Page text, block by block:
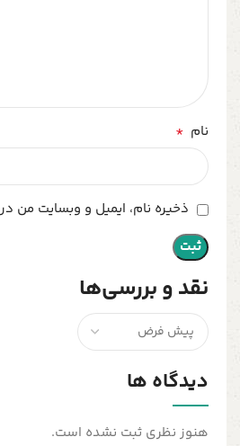
نقد و بررسی‌ها
دیدگاه ها
هنوز نظری ثبت نشده است.
نام *
ذخیره نام، ایمیل و وبسایت من